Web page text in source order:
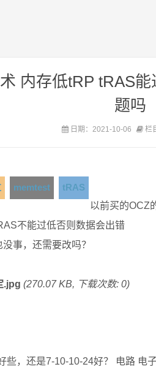
内存低tRP tRAS
题吗
日期：2021-10-06 栏
memtest
tRAS
以前买的OCZ
不能过低否则数据会出错
事，还需要改吗？
.jpg (270.07 KB, 下载次数: 0)
些，还是7-10-10-24好？ 电路 电